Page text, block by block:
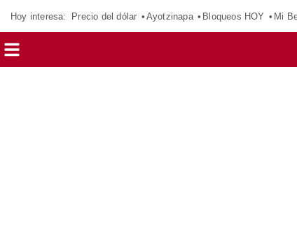
Hoy interesa: Precio del dólar Ayotzinapa Bloqueos HOY Mi